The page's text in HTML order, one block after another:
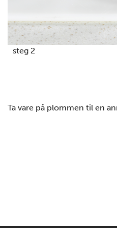
steg 2
Ta vare på plommen til en